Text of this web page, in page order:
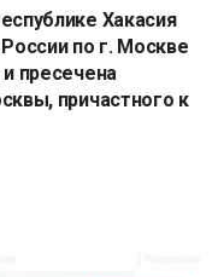
Хакасия
по г. Москве
пресечена
причастного к